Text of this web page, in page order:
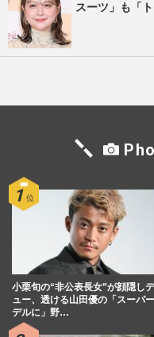
スーツ」も「
小栗旬の“非公表長女”が顔隠し
ュー、透ける山田優の「スーパ
デルに」野…